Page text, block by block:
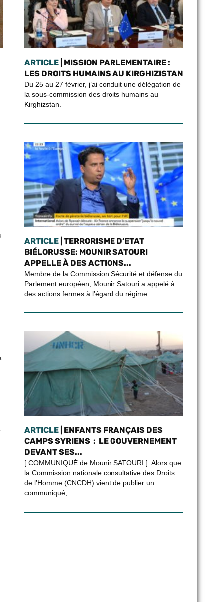
,
ARTICLE| MISSION PARLEMENTAIRE :
LES DROITS HUMAINS AU KIRGHIZISTAN
Du 25 au 27 février, j’ai conduit une délégation de
la sous-commission des droits humains au
Kirghizstan.
ARTICLE| TERRORISME D’ETAT
BIÉLORUSSE: MOUNIR SATOURI
APPELLE À DES ACTIONS...
Membre de la Commission Sécurité et défense du
Parlement européen, Mounir Satouri a appelé à
des actions fermes à l’égard du régime...
ARTICLE| ENFANTS FRANÇAIS DES
CAMPS SYRIENS : LE GOUVERNEMENT
DEVANT SES...
[ COMMUNIQUÉ de Mounir SATOURI ] Alors que
la Commission nationale consultative des Droits
de l’Homme (CNCDH) vient de publier un
communiqué,...